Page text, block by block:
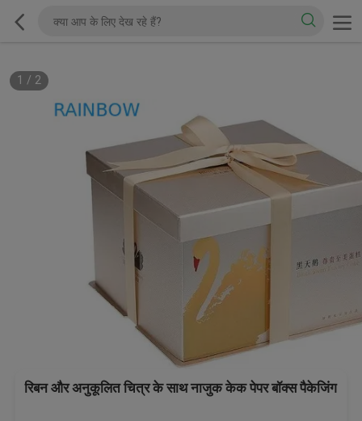
1 / 2
रिबन और अनुकूलित चित्र के साथ नाजुक केक पेपर बॉक्स पैकेजिंग